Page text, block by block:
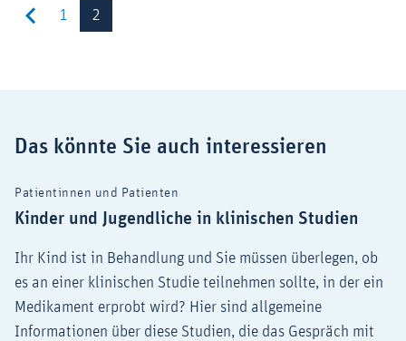
1 2
Das könnte Sie auch interessieren
Patientinnen und Patienten
Kinder und Jugendliche in klinischen Studien
Ihr Kind ist in Behandlung und Sie müssen überlegen, ob
es an einer klinischen Studie teilnehmen sollte, in der ein
Medikament erprobt wird? Hier sind allgemeine
Informationen über diese Studien, die das Gespräch mit